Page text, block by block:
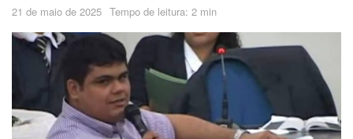
21 de maio de 2025 Tempo de leitura: 2 min